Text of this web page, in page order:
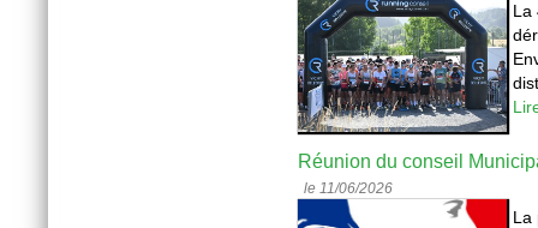
La
Réunion du conseil
le 11/06/2026
La